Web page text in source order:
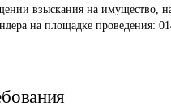
взыскания на имущество,
на площадке проведения: